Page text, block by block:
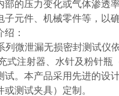
部的压力变化或气体渗透
子元件、机械零件等，以
绍：
列微泄漏无损密封测试仪
式注射器、水针及粉针瓶
试。本产品采用先进的设
或测试夹具）定制。